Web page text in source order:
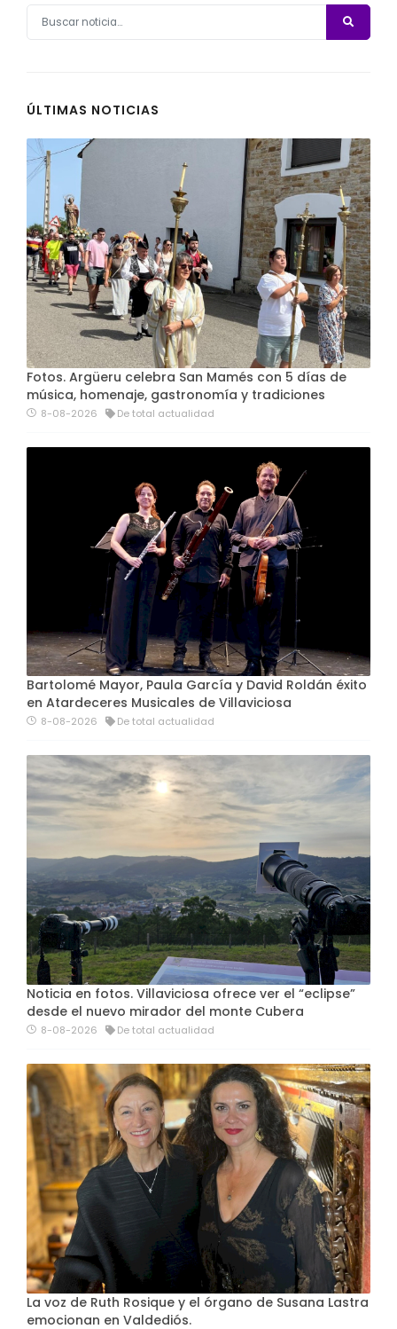
ÚLTIMAS NOTICIAS
Fotos. Argüeru celebra San Mamés con 5 días de
música, homenaje, gastronomía y tradiciones
8-08-2026 De total actualidad
Bartolomé Mayor, Paula García y David Roldán éxito
en Atardeceres Musicales de Villaviciosa
8-08-2026 De total actualidad
Noticia en fotos. Villaviciosa ofrece ver el “eclipse”
desde el nuevo mirador del monte Cubera
8-08-2026 De total actualidad
La voz de Ruth Rosique y el órgano de Susana Lastra
emocionan en Valdediós.